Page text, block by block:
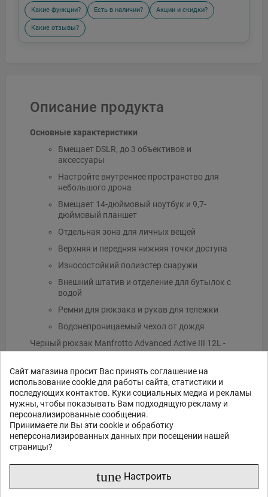
Сайт магазина просит Вас принять соглашение на
использование cookie для работы сайта, статистики и
последующих контактов. Куки социальных медиа и рекламы
нужны, чтобы показывать Вам подходящую рекламу и
персонализированные сообщения.
Принимаете ли Вы эти cookie и обработку
неперсонализированных данных при посещении нашей
страницы?
tune Настроить
Какие функции? Есть в наличии? Акции и скидки?
Какие отзывы?
Описание продукта
Основные характеристики
Вмещает DSLR, до 3 объективов и
аксессуары
Настройте внутреннее пространство для
небольшого дрона
Вмещает 14-дюймовый ноутбук и 9,7-
дюймовый планшет
Отдельная зона для личных вещей
Верхняя и передняя нижняя точки доступа
Износостойкий полиэстер снаружи
Внешний штатив и отделение для бутылок с
водой
Ремни для рюкзака и рукав для тележки
Водонепроницаемый чехол от дождя
Черный рюкзак Manfrotto Advanced Active III 12L -
это универсальное решение для переноски
установленным объективом, дополнительных
объективов и аксессуаров, а также места для
личных вещей, включая ноутбук и планшет. В этом
рюкзаке третьего поколения обновлена система
защиты M-Guard для хрупкого оборудования
камеры. Внутреннее пространство настраивается
по желанию пользователя, с разделением 60/40
между фото и личными вещами, а также рукавом
для техники, что делает этот рюкзак идеальным для
Что вмещает